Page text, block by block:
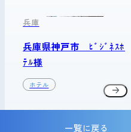
兵庫
兵庫県神戸市 ﾋﾞｼﾞﾈｽﾎ
ﾃﾙ様
ホテル
一覧に戻る